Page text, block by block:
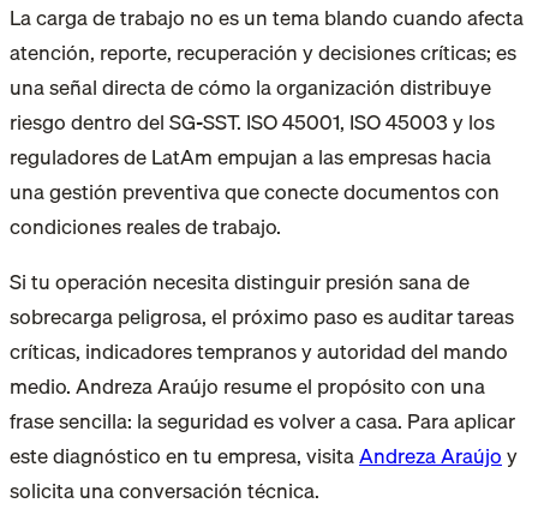
La carga de trabajo no es un tema blando cuando afecta
atención, reporte, recuperación y decisiones críticas; es
una señal directa de cómo la organización distribuye
riesgo dentro del SG-SST. ISO 45001, ISO 45003 y los
reguladores de LatAm empujan a las empresas hacia
una gestión preventiva que conecte documentos con
condiciones reales de trabajo.
Si tu operación necesita distinguir presión sana de
sobrecarga peligrosa, el próximo paso es auditar tareas
críticas, indicadores tempranos y autoridad del mando
medio. Andreza Araújo resume el propósito con una
frase sencilla: la seguridad es volver a casa. Para aplicar
este diagnóstico en tu empresa, visitaAndreza Araújoy
solicita una conversación técnica.